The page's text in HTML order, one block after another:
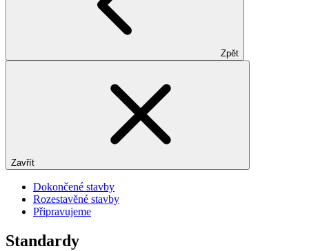
Zpět
Zavřít
Dokončené stavby
Rozestavěné stavby
Připravujeme
Standardy